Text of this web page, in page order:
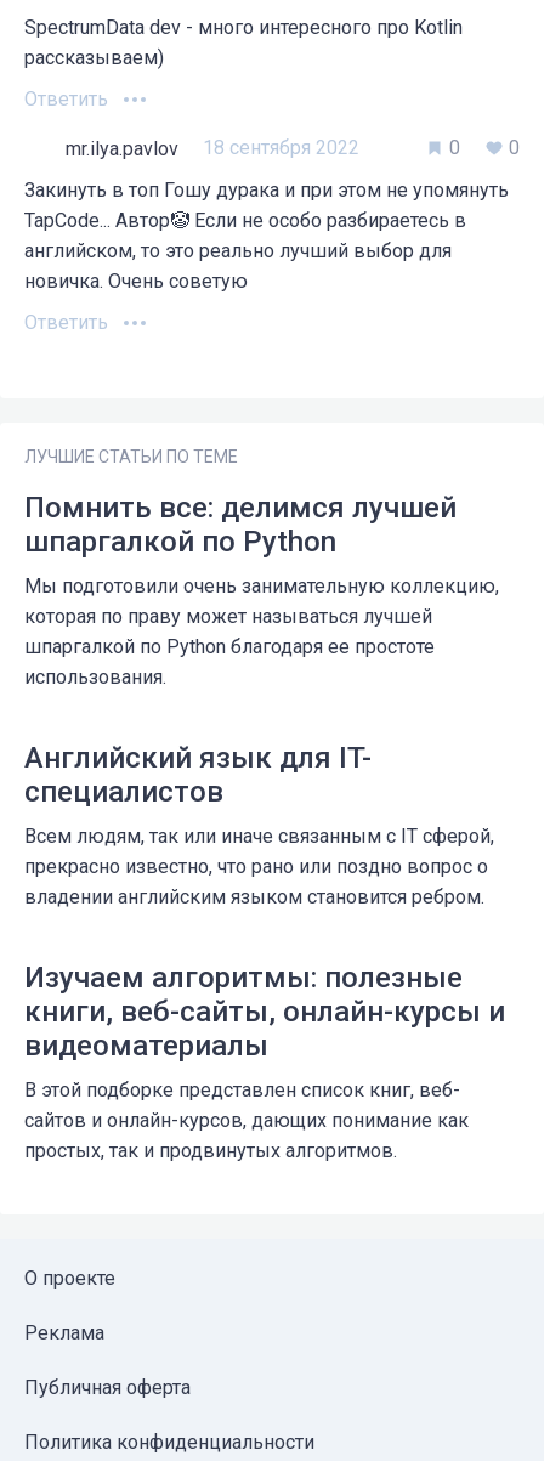
SpectrumData dev - много интересного про Kotlin
рассказываем)
Ответить
mr.ilya.pavlov 18 сентября 2022 0
0
Закинуть в топ Гошу дурака и при этом не упомянуть
TapCode... Автор🤡 Если не особо разбираетесь в
английском, то это реально лучший выбор для
новичка. Очень советую
Ответить
ЛУЧШИЕ СТАТЬИ ПО ТЕМЕ
Помнить все: делимся лучшей
шпаргалкой по Python
Мы подготовили очень занимательную коллекцию,
которая по праву может называться лучшей
шпаргалкой по Python благодаря ее простоте
использования.
Английский язык для IT-
специалистов
Всем людям, так или иначе связанным с IT сферой,
прекрасно известно, что рано или поздно вопрос о
владении английским языком становится ребром.
Изучаем алгоритмы: полезные
книги, веб-сайты, онлайн-курсы и
видеоматериалы
В этой подборке представлен список книг, веб-
сайтов и онлайн-курсов, дающих понимание как
простых, так и продвинутых алгоритмов.
О проекте
Реклама
Публичная оферта
Политика конфиденциальности